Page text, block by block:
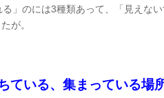
る」のには3種類あって、「見えな
が。
ている、集まっている場